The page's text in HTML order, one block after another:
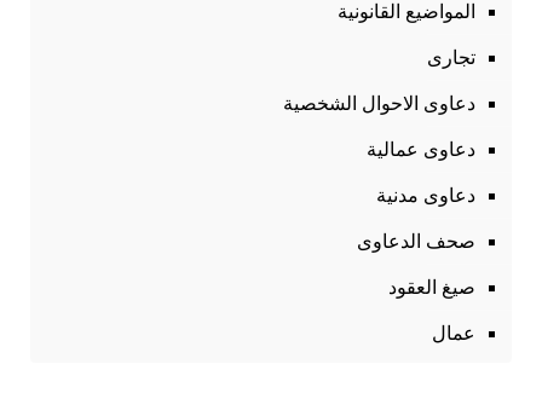
المواضيع القانونية
تجارى
دعاوى الاحوال الشخصية
دعاوى عمالية
دعاوى مدنية
صحف الدعاوى
صيغ العقود
عمال